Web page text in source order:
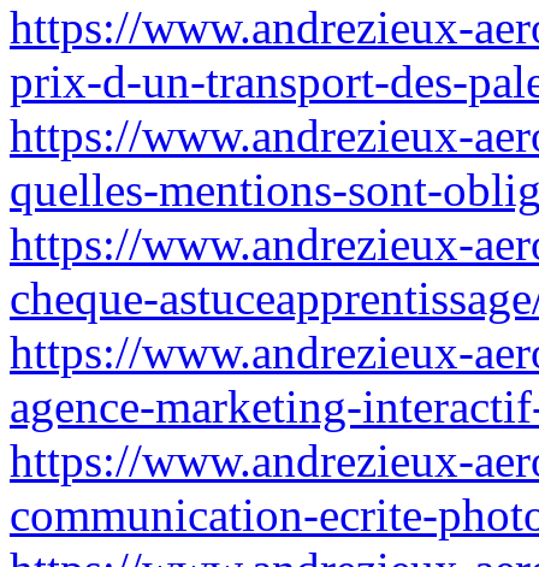
https://www.andrezieux-
prix-d-un-transport-des-
https://www.andrezieux-
quelles-mentions-sont-
https://www.andrezieux-
cheque-
https://www.andrezieux-
agence-marketing-
https://www.andrezieux-
communication-ecrite-